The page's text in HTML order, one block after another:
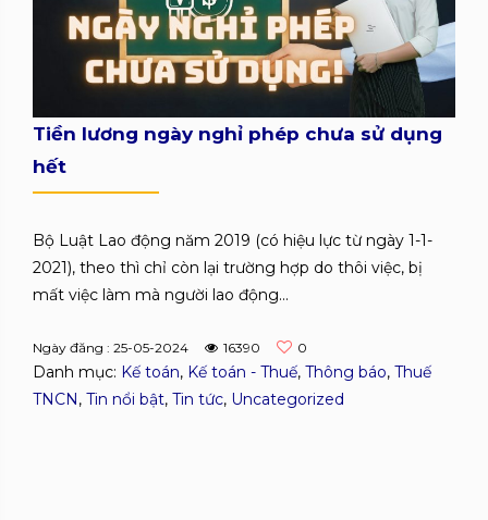
Tiền lương ngày nghỉ phép chưa sử dụng
hết
Bộ Luật Lao động năm 2019 (có hiệu lực từ ngày 1-1-
2021), theo thì chỉ còn lại trường hợp do thôi việc, bị
mất việc làm mà người lao động...
Ngày đăng : 25-05-2024 16390 0
Danh mục: Kế toán, Kế toán - Thuế, Thông báo, Thuế
TNCN, Tin nổi bật, Tin tức, Uncategorized